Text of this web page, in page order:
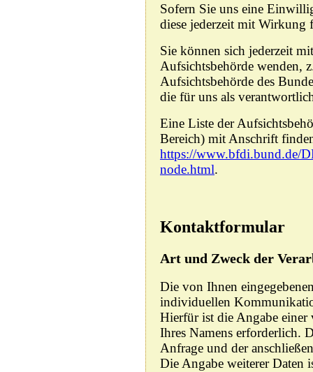
Sofern Sie uns eine
diese jederzeit mit
Sie können sich jederzeit
Aufsichtsbehörde wenden,
Aufsichtsbehörde des
die für uns als
Eine Liste der
Bereich) mit Anschrift
https://www.bfdi.bund.de/
node.html.
Kontaktformular
Art und Zweck der
Die von Ihnen
individuellen
Hierfür ist die Angabe
Ihres Namens erforderlich.
Anfrage und der
Die Angabe weiterer Daten